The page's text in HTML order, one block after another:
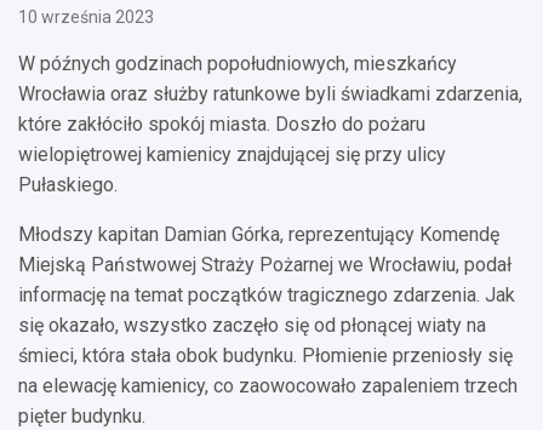
10 września 2023
W późnych godzinach popołudniowych, mieszkańcy
Wrocławia oraz służby ratunkowe byli świadkami zdarzenia,
które zakłóciło spokój miasta. Doszło do pożaru
wielopiętrowej kamienicy znajdującej się przy ulicy
Pułaskiego.
Młodszy kapitan Damian Górka, reprezentujący Komendę
Miejską Państwowej Straży Pożarnej we Wrocławiu, podał
informację na temat początków tragicznego zdarzenia. Jak
się okazało, wszystko zaczęło się od płonącej wiaty na
śmieci, która stała obok budynku. Płomienie przeniosły się
na elewację kamienicy, co zaowocowało zapaleniem trzech
pięter budynku.